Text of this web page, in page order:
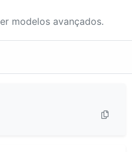
modelos avançados.